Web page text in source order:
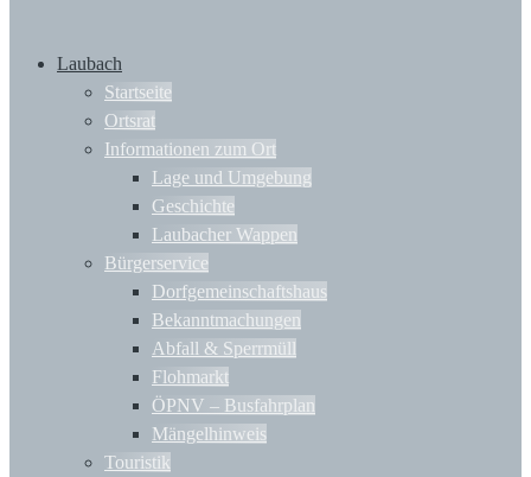
Laubach
Startseite
Ortsrat
Informationen zum Ort
Lage und Umgebung
Geschichte
Laubacher Wappen
Bürgerservice
Dorfgemeinschaftshaus
Bekanntmachungen
Abfall & Sperrmüll
Flohmarkt
ÖPNV – Busfahrplan
Mängelhinweis
Touristik